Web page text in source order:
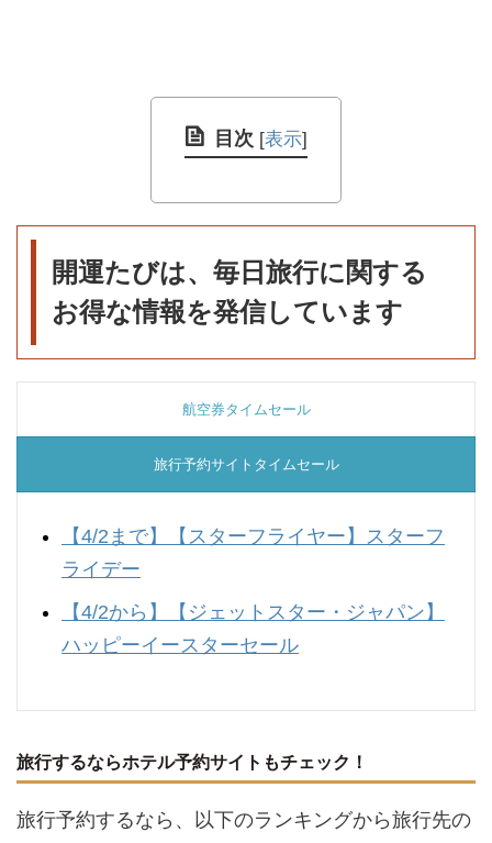
目次 [表示]
開運たびは、毎日旅行に関する
お得な情報を発信しています
航空券タイムセール
旅行予約サイトタイムセール
【4/2まで】
【スターフライヤー】スターフ
ライデー
【4/2から】
【ジェットスター・ジャパン】
ハッピーイースターセール
旅行するならホテル予約サイトもチェック！
旅行予約するなら、以下のランキングから旅行先の